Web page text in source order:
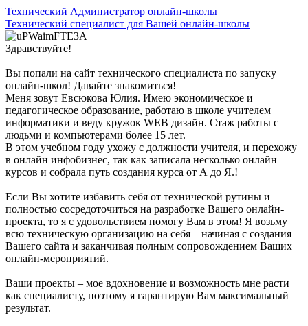
Технический Администратор онлайн-школы
Технический специалист для Вашей онлайн-школы
Здравствуйте!
Вы попали на сайт технического специалиста по запуску
онлайн-школ! Давайте знакомиться!
Меня зовут Евсюкова Юлия. Имею экономическое и
педагогическое образование, работаю в школе учителем
информатики и веду кружок WEB дизайн. Стаж работы с
людьми и компьютерами более 15 лет.
В этом учебном году ухожу с должности учителя, и перехожу
в онлайн инфобизнес, так как записала несколько онлайн
курсов и собрала путь создания курса от А до Я.!
Если Вы хотите избавить себя от технической рутины и
полностью сосредоточиться на разработке Вашего онлайн-
проекта, то я с удовольствием помогу Вам в этом! Я возьму
всю техническую организацию на себя – начиная с создания
Вашего сайта и заканчивая полным сопровождением Ваших
онлайн-мероприятий.
Ваши проекты – мое вдохновение и возможность мне расти
как специалисту, поэтому я гарантирую Вам максимальный
результат.